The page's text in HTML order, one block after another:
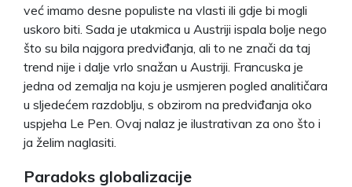
već imamo desne populiste na vlasti ili gdje bi mogli
uskoro biti. Sada je utakmica u Austriji ispala bolje nego
što su bila najgora predviđanja, ali to ne znači da taj
trend nije i dalje vrlo snažan u Austriji. Francuska je
jedna od zemalja na koju je usmjeren pogled analitičara
u sljedećem razdoblju, s obzirom na predviđanja oko
uspjeha Le Pen. Ovaj nalaz je ilustrativan za ono što i
ja želim naglasiti.
Paradoks globalizacije